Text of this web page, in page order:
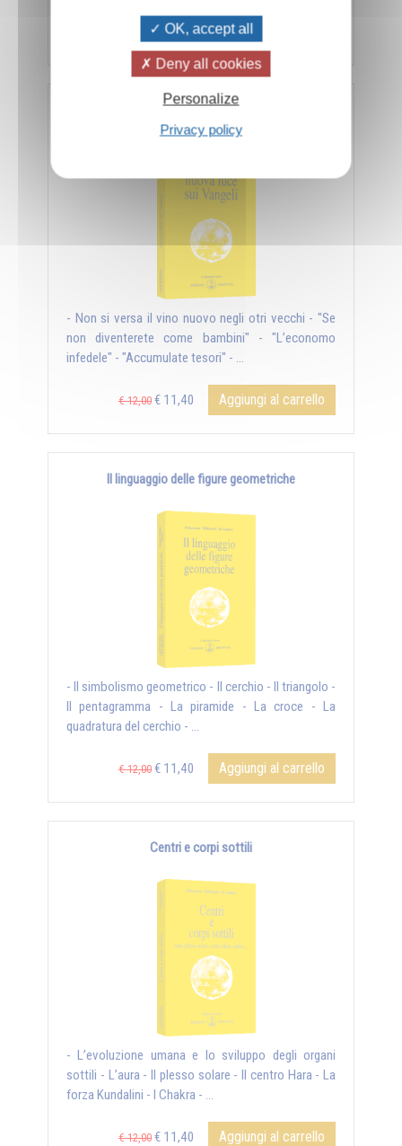
€ 12,00€ 11,40 Aggiungi al carrello
Nuova luce sui Vangeli
- Non si versa il vino nuovo negli otri vecchi - "Se
non diventerete come bambini" - "L’economo
infedele" - "Accumulate tesori" - ...
€ 12,00 € 11,40 Aggiungi al carrello
Il linguaggio delle figure geometriche
- Il simbolismo geometrico - Il cerchio - Il triangolo -
Il pentagramma - La piramide - La croce - La
quadratura del cerchio - ...
€ 12,00 € 11,40 Aggiungi al carrello
Centri e corpi sottili
- L’evoluzione umana e lo sviluppo degli organi
sottili - L’aura - Il plesso solare - Il centro Hara - La
forza Kundalini - I Chakra - ...
€ 12,00 € 11,40 Aggiungi al carrello
OK, accept all
Deny all cookies
Personalize
Privacy policy